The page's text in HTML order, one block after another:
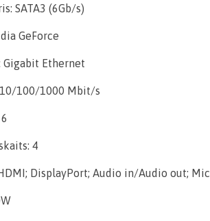
SATA3 (6Gb/s)
GeForce
Ethernet
100/1000 Mbit/s
4
DisplayPort; Audio in/Audio out; Mic